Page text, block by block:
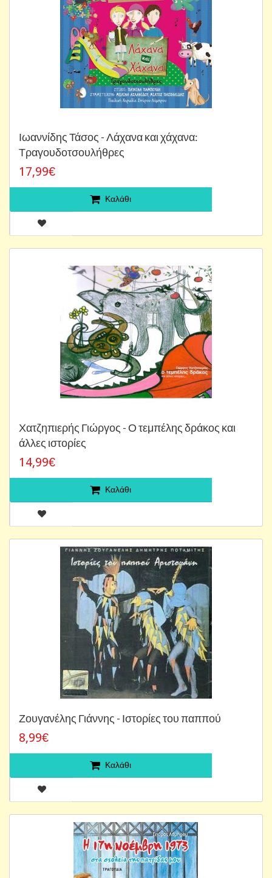
Ιωαννίδης Τάσος - Λάχανα και χάχανα:
Τραγουδοτσουλήθρες
17,99€
Καλάθι
Χατζηπιερής Γιώργος - Ο τεμπέλης δράκος και
άλλες ιστορίες
14,99€
Καλάθι
Ζουγανέλης Γιάννης - Ιστορίες του παππού
8,99€
Καλάθι